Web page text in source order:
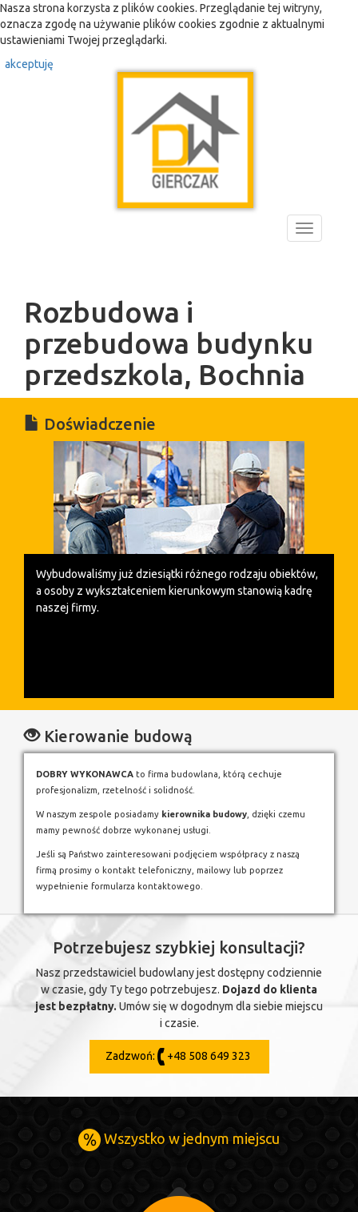
Nasza strona korzysta z plików cookies. Przeglądanie tej witryny,
oznacza zgodę na używanie plików cookies zgodnie z aktualnymi
ustawieniami Twojej przeglądarki.
akceptuję
Toggle
navigation
Rozbudowa i
przebudowa budynku
przedszkola, Bochnia
Doświadczenie
Wybudowaliśmy już dziesiątki różnego rodzaju obiektów,
a osoby z wykształceniem kierunkowym stanowią kadrę
naszej firmy.
Kierowanie budową
DOBRY WYKONAWCA to firma budowlana, którą cechuje
profesjonalizm, rzetelność i solidność.
W naszym zespole posiadamy kierownika budowy , dzięki czemu
mamy pewność dobrze wykonanej usługi.
Jeśli są Państwo zainteresowani podjęciem współpracy z naszą
firmą prosimy o kontakt telefoniczny, mailowy lub poprzez
wypełnienie formularza kontaktowego.
Potrzebujesz szybkiej konsultacji?
Nasz przedstawiciel budowlany jest dostępny codziennie
w czasie, gdy Ty tego potrzebujesz. Dojazd do klienta
jest bezpłatny. Umów się w dogodnym dla siebie miejscu
i czasie.
Zadzwoń: +48 508 649 323
Wszystko w jednym miejscu